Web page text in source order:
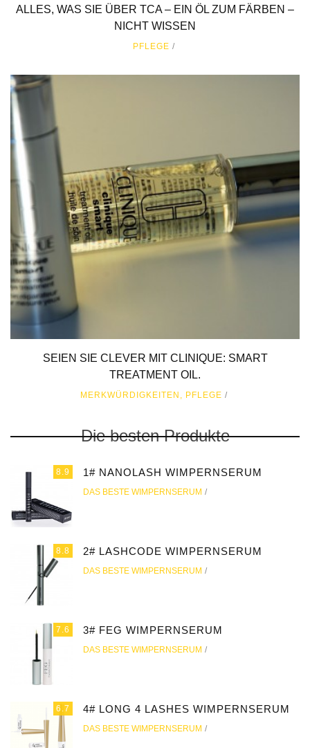
ALLES, WAS SIE ÜBER TCA – EIN ÖL ZUM FÄRBEN –
NICHT WISSEN
PFLEGE
SEIEN SIE CLEVER MIT CLINIQUE: SMART
TREATMENT OIL.
MERKWÜRDIGKEITEN , PFLEGE
Die besten Produkte
8.9 1# NANOLASH WIMPERNSERUM
DAS BESTE WIMPERNSERUM
8.8 2# LASHCODE WIMPERNSERUM
DAS BESTE WIMPERNSERUM
7.6 3# FEG WIMPERNSERUM
DAS BESTE WIMPERNSERUM
6.7 4# LONG 4 LASHES WIMPERNSERUM
DAS BESTE WIMPERNSERUM